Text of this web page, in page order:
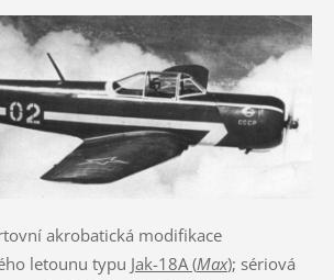
akrobatická modifikace
letounu typu Jak-18A (Max); sériová